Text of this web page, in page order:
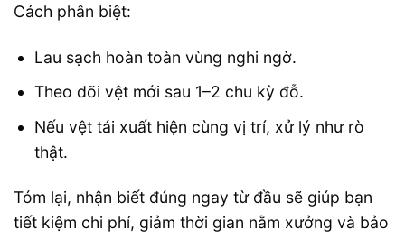
Cách phân biệt:
Lau sạch hoàn toàn vùng nghi ngờ.
Theo dõi vệt mới sau 1–2 chu kỳ đỗ.
Nếu vệt tái xuất hiện cùng vị trí, xử lý như rò
thật.
Tóm lại, nhận biết đúng ngay từ đầu sẽ giúp bạn
tiết kiệm chi phí, giảm thời gian nằm xưởng và bảo